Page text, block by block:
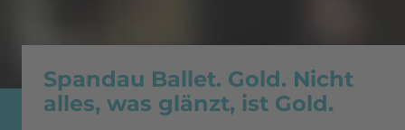
Spandau Ballet. Gold. Nicht
alles, was glänzt, ist Gold.